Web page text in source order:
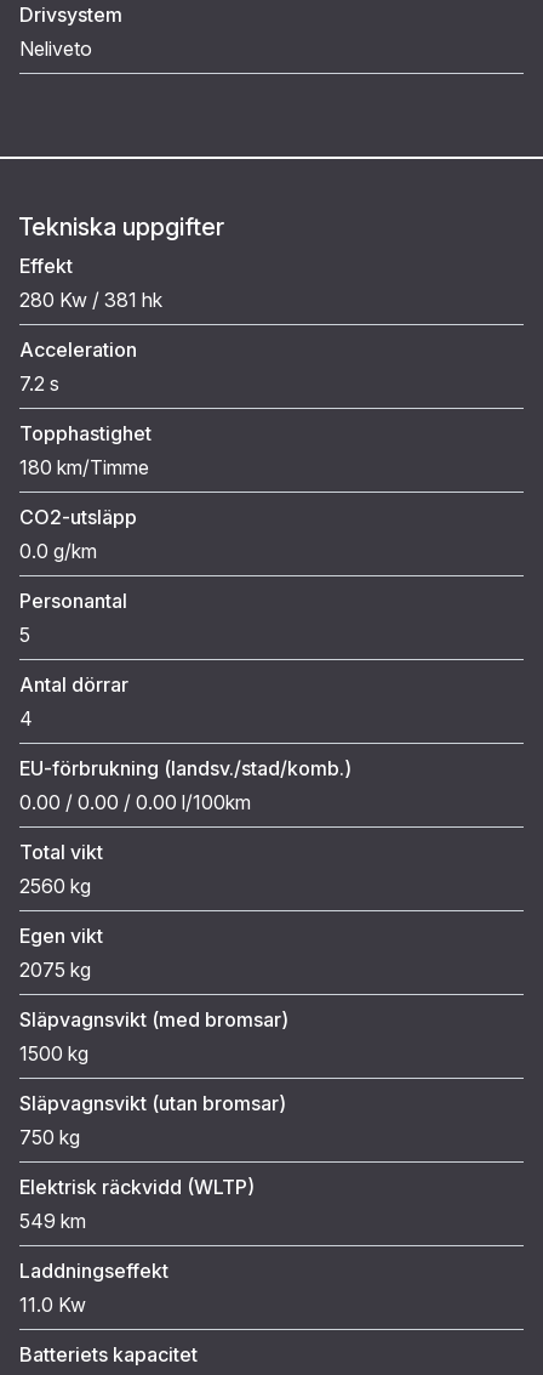
Drivsystem
Neliveto
Tekniska uppgifter
Effekt
280 Kw / 381 hk
Acceleration
7.2 s
Topphastighet
180 km/Timme
CO2-utsläpp
0.0 g/km
Personantal
5
Antal dörrar
4
EU-förbrukning (landsv./stad/komb.)
0.00 / 0.00 / 0.00 l/100km
Total vikt
2560 kg
Egen vikt
2075 kg
Släpvagnsvikt (med bromsar)
1500 kg
Släpvagnsvikt (utan bromsar)
750 kg
Elektrisk räckvidd (WLTP)
549 km
Laddningseffekt
11.0 Kw
Batteriets kapacitet